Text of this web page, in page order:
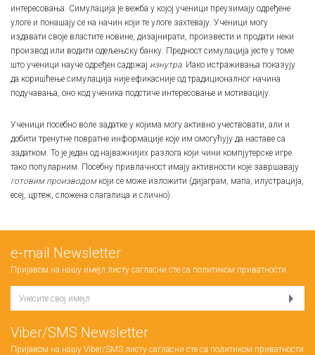
интересовања. Симулација је вежба у којој ученици преузимају одређене
улоге и понашају се на начин који те улоге захтевају. Ученици могу
издавати своје властите новине, дизајнирати, произвести и продати неки
производ или водити одељењску банку. Предност симулација јесте у томе
што ученици науче одређен садржај изнутра. Иако истраживања показују
да коришћење симулација није ефикасније од традиционалног начина
подучавања, оно код ученика подстиче интересовање и мотивацију.
Ученици посебно воле задатке у којима могу активно учествовати, али и
добити тренутне повратне информације које им омогућују да наставе са
задатком. То је један од најважнијих разлога који чини компјутерске игре
тако популарним. Посебну привлачност имају активности које завршавају
готовим производом који се може изложити (дијаграм, мапа, илустрација,
есеј, цртеж, сложена слагалица и слично).
е-mail Newsletter
Пријавом на нашу имејл листу сагласни сте са политиком приватности
Viber/SMS Newsletter
Пријавом на нашу Viber/SMS листу сагласни сте са политиком приватности